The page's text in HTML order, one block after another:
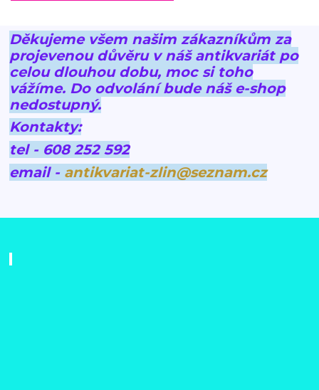
Děkujeme všem našim zákazníkům za
projevenou důvěru v náš antikvariát po
celou dlouhou dobu, moc si toho
vážíme. Do odvolání bude náš e-shop
nedostupný.
Kontakty:
tel - 608 252 592
email - antikvariat-zlin@seznam.cz